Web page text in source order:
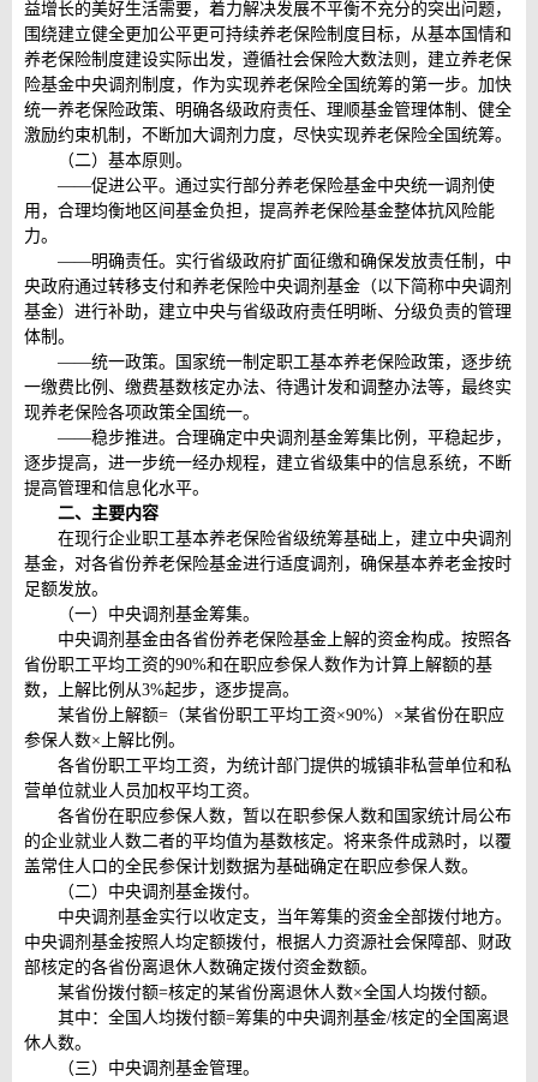
益增长的美好生活需要，着力解决发展不平衡不充分的突出问题，
围绕建立健全更加公平更可持续养老保险制度目标，从基本国情和
养老保险制度建设实际出发，遵循社会保险大数法则，建立养老保
险基金中央调剂制度，作为实现养老保险全国统筹的第一步。加快
统一养老保险政策、明确各级政府责任、理顺基金管理体制、健全
激励约束机制，不断加大调剂力度，尽快实现养老保险全国统筹。
（二）基本原则。
——促进公平。通过实行部分养老保险基金中央统一调剂使
用，合理均衡地区间基金负担，提高养老保险基金整体抗风险能
力。
——明确责任。实行省级政府扩面征缴和确保发放责任制，中
央政府通过转移支付和养老保险中央调剂基金（以下简称中央调剂
基金）进行补助，建立中央与省级政府责任明晰、分级负责的管理
体制。
——统一政策。国家统一制定职工基本养老保险政策，逐步统
一缴费比例、缴费基数核定办法、待遇计发和调整办法等，最终实
现养老保险各项政策全国统一。
——稳步推进。合理确定中央调剂基金筹集比例，平稳起步，
逐步提高，进一步统一经办规程，建立省级集中的信息系统，不断
提高管理和信息化水平。
二、主要内容
在现行企业职工基本养老保险省级统筹基础上，建立中央调剂
基金，对各省份养老保险基金进行适度调剂，确保基本养老金按时
足额发放。
（一）中央调剂基金筹集。
中央调剂基金由各省份养老保险基金上解的资金构成。按照各
省份职工平均工资的90%和在职应参保人数作为计算上解额的基
数，上解比例从3%起步，逐步提高。
某省份上解额=（某省份职工平均工资×90%）×某省份在职应
参保人数×上解比例。
各省份职工平均工资，为统计部门提供的城镇非私营单位和私
营单位就业人员加权平均工资。
各省份在职应参保人数，暂以在职参保人数和国家统计局公布
的企业就业人数二者的平均值为基数核定。将来条件成熟时，以覆
盖常住人口的全民参保计划数据为基础确定在职应参保人数。
（二）中央调剂基金拨付。
中央调剂基金实行以收定支，当年筹集的资金全部拨付地方。
中央调剂基金按照人均定额拨付，根据人力资源社会保障部、财政
部核定的各省份离退休人数确定拨付资金数额。
某省份拨付额=核定的某省份离退休人数×全国人均拨付额。
其中：全国人均拨付额=筹集的中央调剂基金/核定的全国离退
休人数。
（三）中央调剂基金管理。